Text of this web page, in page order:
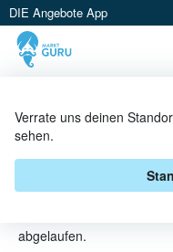
DIE Angebote App
Verrate uns deinen
sehen.
MELONEN
AKTIONEN
abgelaufen.